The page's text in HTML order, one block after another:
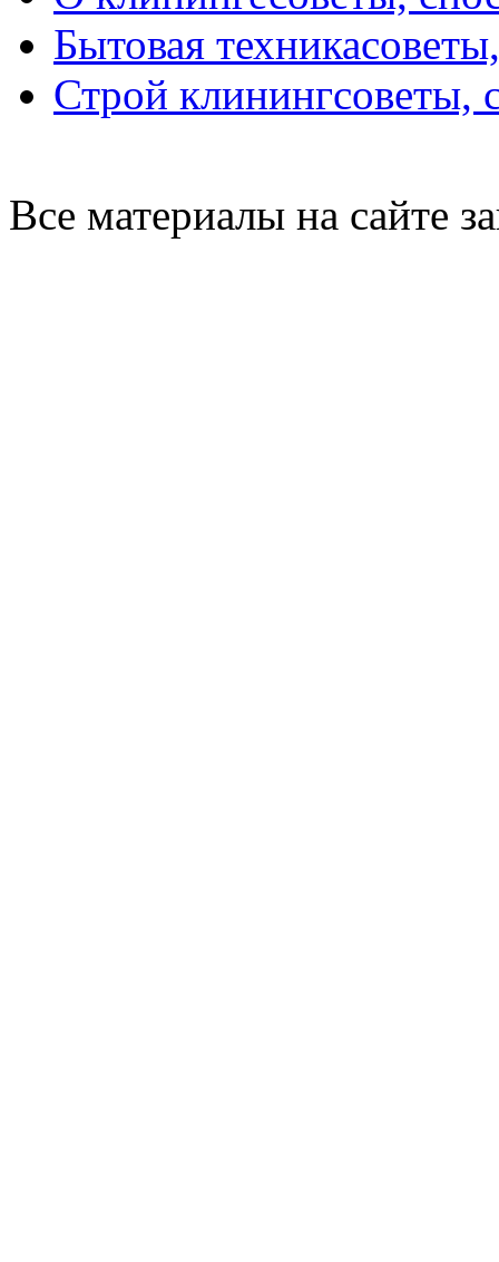
Бытовая техника
Строй клинингсоветы,
Все материалы на сайте